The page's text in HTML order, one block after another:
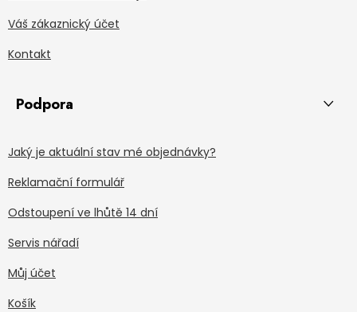
Váš zákaznický účet
Kontakt
Podpora
Jaký je aktuální stav mé objednávky?
Reklamační formulář
Odstoupení ve lhůtě 14 dní
Servis nářadí
Můj účet
Košík